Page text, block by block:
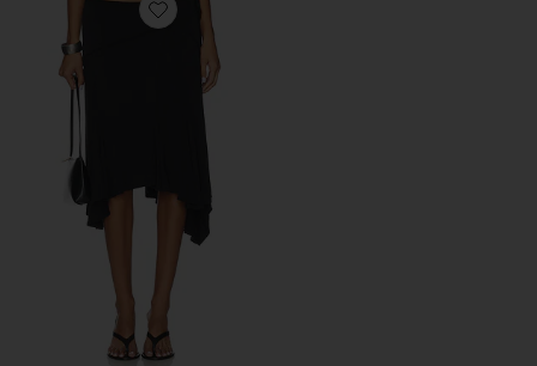
Favorite SHARNI ミディ丈スカート